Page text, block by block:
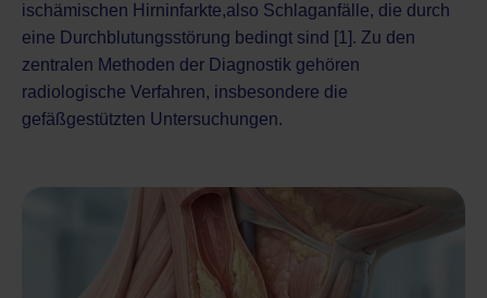
ischämischen Hirninfarkte,also Schlaganfälle, die durch
eine Durchblutungsstörung bedingt sind [1]. Zu den
zentralen Methoden der Diagnostik gehören
radiologische Verfahren, insbesondere die
gefäßgestützten Untersuchungen.